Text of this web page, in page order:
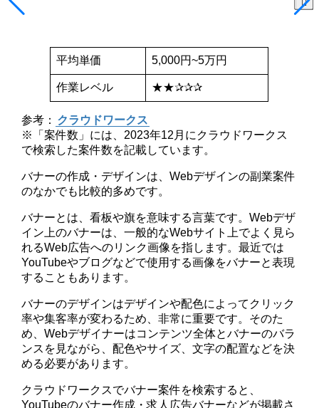
平均単価 5,000円~5万円
作業レベル ★★✰✰✰
参考： クラウドワークス
※「案件数」には、2023年12月にクラウドワークス
で検索した案件数を記載しています。
バナーの作成・デザインは、Webデザインの副業案件
のなかでも比較的多めです。
バナーとは、看板や旗を意味する言葉です。Webデザ
イン上のバナーは、一般的なWebサイト上でよく見ら
れるWeb広告へのリンク画像を指します。最近では
YouTubeやブログなどで使用する画像をバナーと表現
することもあります。
バナーのデザインはデザインや配色によってクリック
率や集客率が変わるため、非常に重要です。そのた
め、Webデザイナーはコンテンツ全体とバナーのバラ
ンスを見ながら、配色やサイズ、文字の配置などを決
める必要があります。
クラウドワークスでバナー案件を検索すると、
YouTubeのバナー作成・求人広告バナーなどが掲載さ